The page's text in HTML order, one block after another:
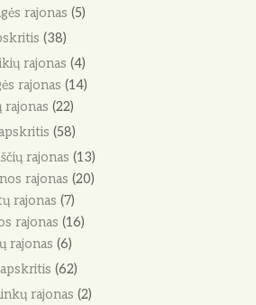
rajonas (5)
(38)
rajonas (4)
rajonas (14)
rajonas (22)
(58)
rajonas (13)
rajonas (20)
rajonas (7)
rajonas (16)
rajonas (6)
(62)
rajonas (2)